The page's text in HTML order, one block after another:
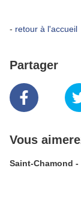
- retour à l'accueil
Partager
Vous
Saint-Chamond -